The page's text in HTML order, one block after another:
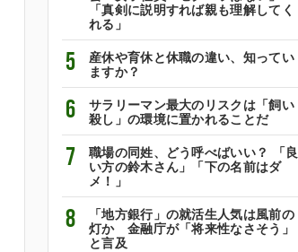
「真剣に説明すれば親も理解してく
れる」
5
産休や育休と休職の違い、知ってい
ますか？
6
サラリーマン最大のリスクは「飼い
殺し」の環境に置かれることだ
7
職場の同姓、どう呼べばいい？ 「良
い方の鈴木さん」「下の名前はダ
メ！」
8
「地方銀行」の就活生人気は風前の
灯か 金融庁が「将来性なさそう」
と言及